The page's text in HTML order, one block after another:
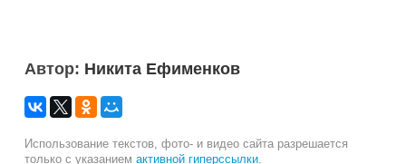
Автор: Никита Ефименков
Использование текстов, фото- и видео сайта разрешается
только с указанием активной гиперссылки.